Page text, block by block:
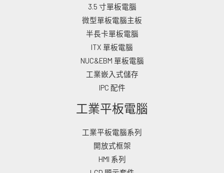
3.5 寸單板電腦
微型單板電腦主板
半長卡單板電腦
ITX 單板電腦
NUC&EBM 單板電腦
工業嵌入式儲存
IPC 配件
工業平板電腦
工業平板電腦系列
開放式框架
HMI 系列